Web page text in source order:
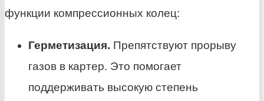
функции компрессионных колец:
Герметизация. Препятствуют прорыву
газов в картер. Это помогает
поддерживать высокую степень